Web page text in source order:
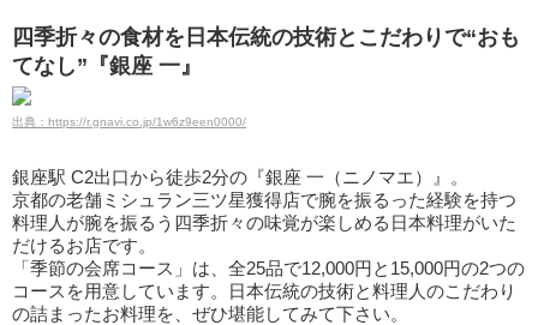
四季折々の食材を日本伝統の技術とこだわりで“おも
てなし”『銀座 一』
出典：https://r.gnavi.co.jp/1w6z9een0000/
銀座駅 C2出口から徒歩2分の『銀座 一（ニノマエ）』。
京都の老舗ミシュラン三ツ星獲得店で腕を振るった経験を持つ
料理人が腕を振るう四季折々の味覚が楽しめる日本料理がいた
だけるお店です。
「季節の会席コース」は、全25品で12,000円と15,000円の2つの
コースを用意しています。日本伝統の技術と料理人のこだわり
の詰まったお料理を、ぜひ堪能してみて下さい。